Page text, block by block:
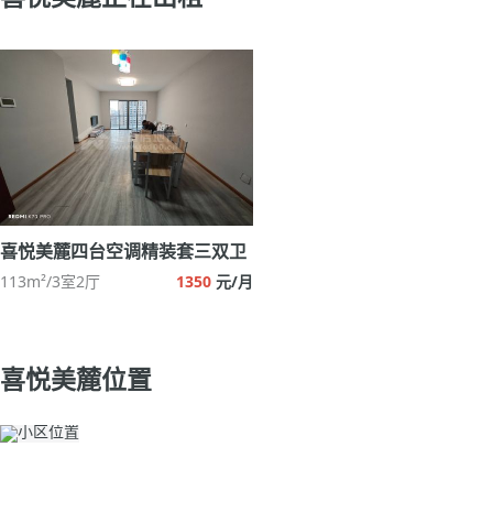
喜悦美麓四台空调精装套三双卫
113m²/3室2厅 1350 元/月
喜悦美麓位置